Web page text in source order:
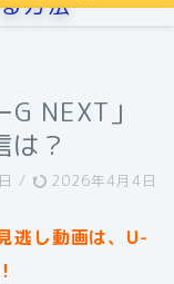
NEXT」
は？
/ 2026年4月4日
逃し動画は、U-